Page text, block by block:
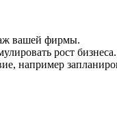
вашей фирмы.
рост бизнеса.
например